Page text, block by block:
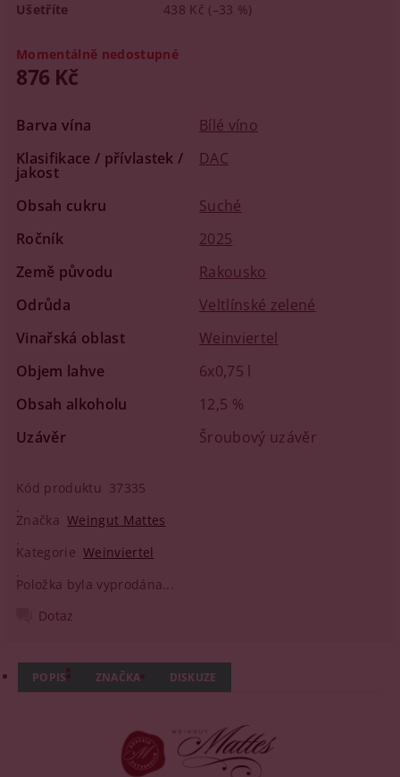
Momentálně nedostupné
Ušetříte 438 Kč (–33 %)
876 Kč
Barva vína
Bílé víno
Klasifikace / přívlastek /
jakost
DAC
Obsah cukru
Suché
Ročník
2025
Země původu
Rakousko
Odrůda
Veltlínské zelené
Vinařská oblast
Weinviertel
Objem lahve
6x0,75 l
Obsah alkoholu
12,5 %
Uzávěr
Šroubový uzávěr
Kód produktu 37335
Značka Weingut Mattes
Kategorie Weinviertel
Položka byla vyprodána...
Dotaz
POPIS ZNAČKA DISKUZE